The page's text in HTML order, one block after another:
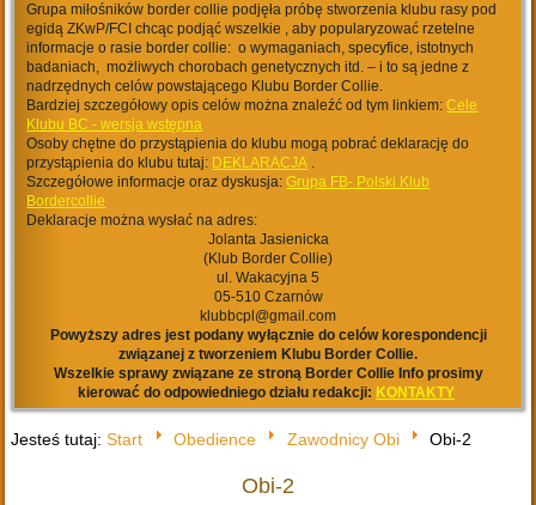
Grupa miłośników border collie podjęła próbę stworzenia klubu rasy pod
egidą ZKwP/FCI chcąc podjąć wszelkie , aby popularyzować rzetelne
informacje o rasie border collie: o wymaganiach, specyfice, istotnych
badaniach, możliwych chorobach genetycznych itd. – i to są jedne z
nadrzędnych celów powstającego Klubu Border Collie.
Bardziej szczegółowy opis celów można znaleźć od tym linkiem:Cele
Klubu BC - wersja wstępna
Osoby chętne do przystąpienia do klubu mogą pobrać deklarację do
przystąpienia do klubu tutaj: DEKLARACJA .
Szczegółowe informacje oraz dyskusja:Grupa FB- Polski Klub
Bordercollie
Deklaracje można wysłać na adres:
Jolanta Jasienicka
(Klub Border Collie)
ul. Wakacyjna 5
05-510 Czarnów
klubbcpl@gmail.com
Powyższy adres jest podany wyłącznie do celów korespondencji
związanej z tworzeniem Klubu Border Collie.
Wszelkie sprawy związane ze stroną Border Collie Info prosimy
kierować do odpowiedniego działu redakcji: KONTAKTY
Jesteś tutaj:Start Obedience Zawodnicy Obi Obi-2
Obi-2